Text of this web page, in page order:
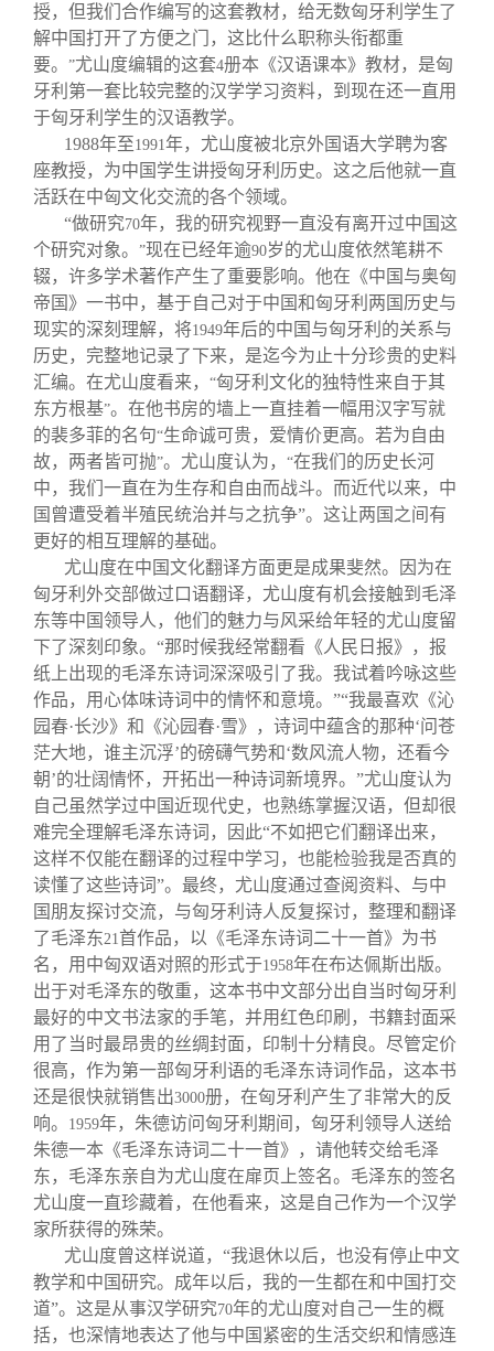
授，但我们合作编写的这套教材，给无数匈牙利学生了
解中国打开了方便之门，这比什么职称头衔都重
要。 ”尤山度编辑的这套4册本《汉语课本》教材，是匈
牙利第一套比较完整的汉学学习资料，到现在还一直用
于匈牙利学生的汉语教学。
1988年至1991 年，尤山度被北京外国语大学聘为客
座教授，为中国学生讲授匈牙利历史。这之后他就一直
活跃在中匈文化交流的各个领域。
“做研究70年，我的研究视野一直没有离开过中国这
个研究对象。 ”现在已经年逾90岁的尤山度依然笔耕不
辍，许多学术著作产生了重要影响。他在《中国与奥匈
帝国》一书中，基于自己对于中国和匈牙利两国历史与
现实的深刻理解，将1949年后的中国与匈牙利的关系与
历史，完整地记录了下来，是迄今为止十分珍贵的史料
汇编。在尤山度看来， “匈牙利文化的独特性来自于其
东方根基”。在他书房的墙上一直挂着一幅用汉字写就
的裴多菲的名句“生命诚可贵，爱情价更高。若为自由
故，两者皆可抛”。尤山度认为， “在我们的历史长河
中，我们一直在为生存和自由而战斗。而近代以来，中
国曾遭受着半殖民统治并与之抗争”。这让两国之间有
更好的相互理解的基础。
尤山度在中国文化翻译方面更是成果斐然。因为在
匈牙利外交部做过口语翻译，尤山度有机会接触到毛泽
东等中国领导人，他们的魅力与风采给年轻的尤山度留
下了深刻印象。“那时候我经常翻看《人民日报》，报
纸上出现的毛泽东诗词深深吸引了我。我试着吟咏这些
作品，用心体味诗词中的情怀和意境。”“我最喜欢《沁
园春·长沙》和《沁园春·雪》，诗词中蕴含的那种‘问苍
茫大地，谁主沉浮’的磅礴气势和‘数风流人物，还看今
朝’的壮阔情怀，开拓出一种诗词新境界。”尤山度认为
自己虽然学过中国近现代史，也熟练掌握汉语，但却很
难完全理解毛泽东诗词，因此“不如把它们翻译出来，
这样不仅能在翻译的过程中学习，也能检验我是否真的
读懂了这些诗词”。最终，尤山度通过查阅资料、与中
国朋友探讨交流，与匈牙利诗人反复探讨，整理和翻译
了毛泽东21 首作品，以《毛泽东诗词二十一首》为书
名，用中匈双语对照的形式于1958年在布达佩斯出版。
出于对毛泽东的敬重，这本书中文部分出自当时匈牙利
最好的中文书法家的手笔，并用红色印刷，书籍封面采
用了当时最昂贵的丝绸封面，印制十分精良。尽管定价
很高，作为第一部匈牙利语的毛泽东诗词作品，这本书
还是很快就销售出3000册，在匈牙利产生了非常大的反
响。
1959年，朱德访问匈牙利期间，匈牙利领导人送给
朱德一本《毛泽东诗词二十一首》，请他转交给毛泽
东，毛泽东亲自为尤山度在扉页上签名。毛泽东的签名
尤山度一直珍藏着，在他看来，这是自己作为一个汉学
家所获得的殊荣。
尤山度曾这样说道，“我退休以后，也没有停止中文
教学和中国研究。成年以后，我的一生都在和中国打交
道”。这是从事汉学研究70年的尤山度对自己一生的概
括，也深情地表达了他与中国紧密的生活交织和情感连